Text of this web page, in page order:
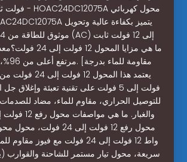
مرتفع
فولت إلى 5 فولت على تقنية تعبئة وإغلاق
للتوصيل الحراري، مقاوم للماء، مضاد
واط 12 فولت إلى 24 فولت مع فيوز
سريعة، محول تيار مستمر للشاحنة والقوارب